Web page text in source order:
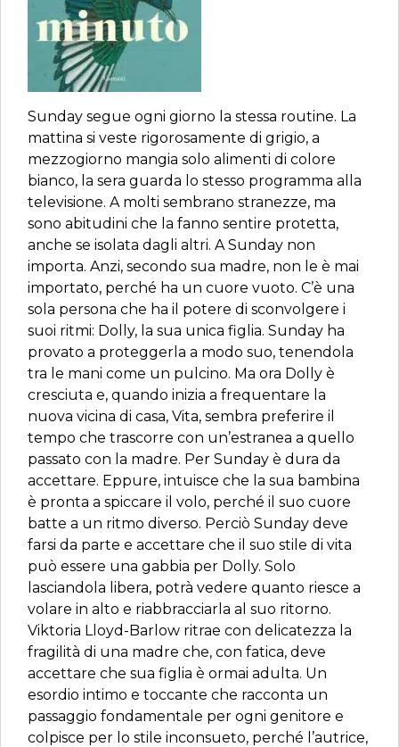
Sunday segue ogni giorno la stessa routine. La
mattina si veste rigorosamente di grigio, a
mezzogiorno mangia solo alimenti di colore
bianco, la sera guarda lo stesso programma alla
televisione. A molti sembrano stranezze, ma
sono abitudini che la fanno sentire protetta,
anche se isolata dagli altri. A Sunday non
importa. Anzi, secondo sua madre, non le è mai
importato, perché ha un cuore vuoto. C’è una
sola persona che ha il potere di sconvolgere i
suoi ritmi: Dolly, la sua unica figlia. Sunday ha
provato a proteggerla a modo suo, tenendola
tra le mani come un pulcino. Ma ora Dolly è
cresciuta e, quando inizia a frequentare la
nuova vicina di casa, Vita, sembra preferire il
tempo che trascorre con un’estranea a quello
passato con la madre. Per Sunday è dura da
accettare. Eppure, intuisce che la sua bambina
è pronta a spiccare il volo, perché il suo cuore
batte a un ritmo diverso. Perciò Sunday deve
farsi da parte e accettare che il suo stile di vita
può essere una gabbia per Dolly. Solo
lasciandola libera, potrà vedere quanto riesce a
volare in alto e riabbracciarla al suo ritorno.
Viktoria Lloyd-Barlow ritrae con delicatezza la
fragilità di una madre che, con fatica, deve
accettare che sua figlia è ormai adulta. Un
esordio intimo e toccante che racconta un
passaggio fondamentale per ogni genitore e
colpisce per lo stile inconsueto, perché l’autrice,